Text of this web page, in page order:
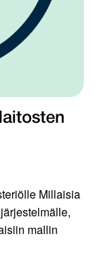
Millaisia
mallin